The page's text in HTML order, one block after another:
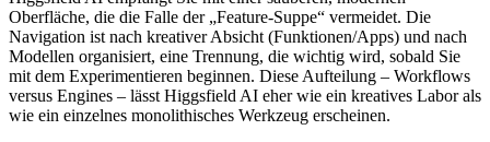
Oberfläche, die die Falle der „Feature-Suppe“ vermeidet. Die
Navigation ist nach kreativer Absicht (Funktionen/Apps) und nach
Modellen organisiert, eine Trennung, die wichtig wird, sobald Sie
mit dem Experimentieren beginnen. Diese Aufteilung – Workflows
versus Engines – lässt Higgsfield AI eher wie ein kreatives Labor als
wie ein einzelnes monolithisches Werkzeug erscheinen.